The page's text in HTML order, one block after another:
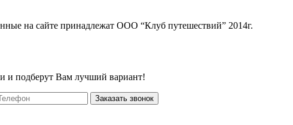
на сайте принадлежат ООО “Клуб путешествий” 2014г.
и подберут Вам лучший вариант!
Заказать звонок